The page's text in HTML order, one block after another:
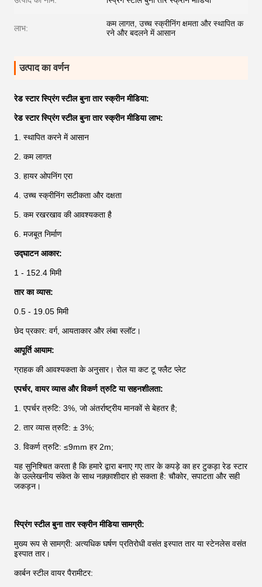
लाभ:
कम लागत, उच्च स्क्रीनिंग क्षमता और स्थापित क
रने और बदलने में आसान
उत्पाद का वर्णन
रेड स्टार स्प्रिंग स्टील बुना तार स्क्रीन मीडिया:
रेड स्टार स्प्रिंग स्टील बुना तार स्क्रीन मीडिया लाभ:
1. स्थापित करने में आसान
2. कम लागत
3. हायर ओपनिंग एरा
4. उच्च स्क्रीनिंग सटीकता और दक्षता
5. कम रखरखाव की आवश्यकता है
6. मजबूत निर्माण
उद्घाटन आकार:
1 - 152.4 मिमी
तार का व्यास:
0.5 - 19.05 मिमी
छेद प्रकार: वर्ग, आयताकार और लंबा स्लॉट।
आपूर्ति आयाम:
ग्राहक की आवश्यकता के अनुसार। रोल या कट टू फ्लैट प्लेट
एपर्चर, वायर व्यास और विकर्ण त्रुटि या सहनशीलता:
1. एपर्चर त्रुटि: 3%, जो अंतर्राष्ट्रीय मानकों से बेहतर है;
2. तार व्यास त्रुटि: ± 3%;
3. विकर्ण त्रुटि: ≤9mm हर 2m;
यह सुनिश्चित करता है कि हमारे द्वारा बनाए गए तार के कपड़े का हर टुकड़ा रेड स्टार
के उल्लेखनीय संकेत के साथ नक़्क़ाशीदार हो सकता है: चौकोर, सपाटता और सही
जकड़न।
स्प्रिंग स्टील बुना तार स्क्रीन मीडिया सामग्री:
मुख्य रूप से सामग्री: अत्यधिक घर्षण प्रतिरोधी वसंत इस्पात तार या स्टेनलेस वसंत
इस्पात तार।
कार्बन स्टील वायर पैरामीटर: